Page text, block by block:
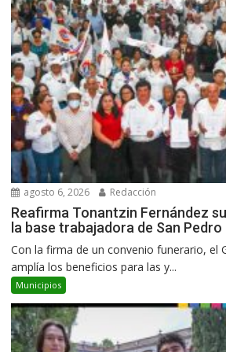
agosto 6, 2026 Redacción
Reafirma Tonantzin Fernández
la base trabajadora de San Pedro
Con la firma de un convenio funerario, el
amplía los beneficios para las y...
Municipios